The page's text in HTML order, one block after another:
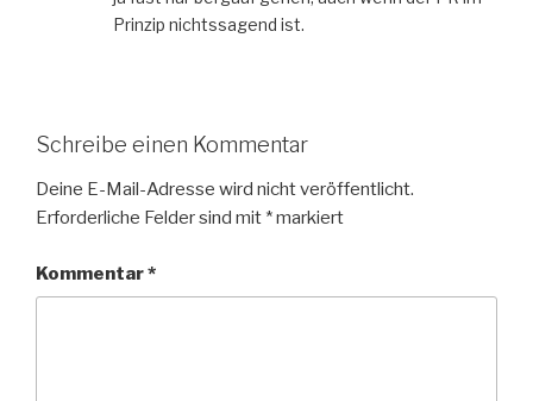
Prinzip nichtssagend ist.
Schreibe einen Kommentar
Deine E-Mail-Adresse wird nicht veröffentlicht.
Erforderliche Felder sind mit *markiert
Kommentar*